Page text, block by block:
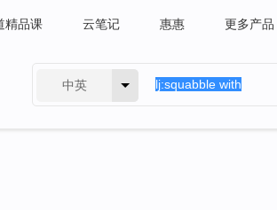
精品课 云笔记 惠惠 更多产品
中英